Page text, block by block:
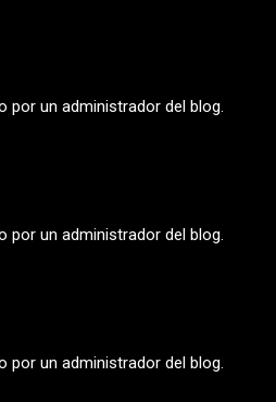
por un administrador del blog.
por un administrador del blog.
por un administrador del blog.